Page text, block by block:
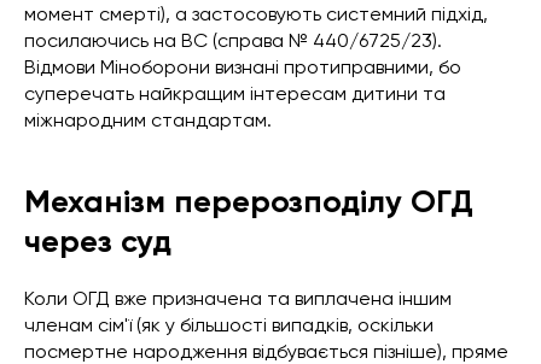
момент смерті), а застосовують системний підхід,
посилаючись на ВС (справа № 440/6725/23).
Відмови Міноборони визнані протиправними, бо
суперечать найкращим інтересам дитини та
міжнародним стандартам.
Механізм перерозподілу ОГД
через суд
Коли ОГД вже призначена та виплачена іншим
членам сім'ї (як у більшості випадків, оскільки
посмертне народження відбувається пізніше), пряме